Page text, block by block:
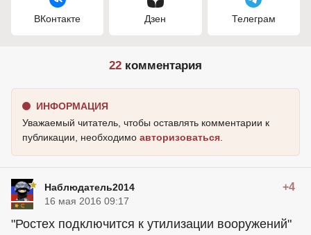
ВКонтакте Дзен Телеграм
22 комментария
ИНФОРМАЦИЯ
Уважаемый читатель, чтобы оставлять комментарии к
публикации, необходимо авторизоваться
Наблюдатель2014 +4
16 мая 2016 09:17
"Ростех подключится к утилизации вооружений"